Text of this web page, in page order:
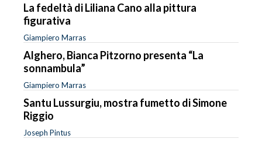
La fedeltà di Liliana Cano alla pittura
figurativa
Giampiero Marras
Alghero, Bianca Pitzorno presenta “La
sonnambula”
Giampiero Marras
Santu Lussurgiu, mostra fumetto di Simone
Riggio
Joseph Pintus